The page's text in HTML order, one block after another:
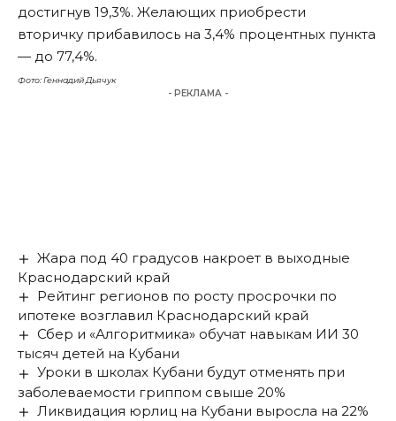
достигнув 19,3%. Желающих приобрести
вторичку прибавилось на 3,4% процентных пункта
— до 77,4%.
Фото: Геннадий Дьячук
- РЕКЛАМА -
Жара под 40 градусов накроет в выходные
Краснодарский край
Рейтинг регионов по росту просрочки по
ипотеке возглавил Краснодарский край
Сбер и «Алгоритмика» обучат навыкам ИИ 30
тысяч детей на Кубани
Уроки в школах Кубани будут отменять при
заболеваемости гриппом свыше 20%
Ликвидация юрлиц на Кубани выросла на 22%